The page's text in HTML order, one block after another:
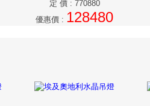
定 價: 770880
優惠價 : 128480